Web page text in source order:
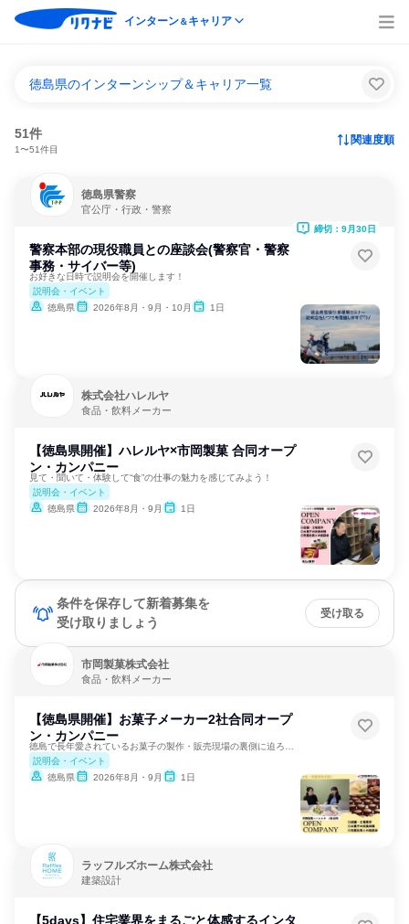
インターン＆キャリア
徳島県のインターンシップ＆キャリア一覧
51件
1〜51件目
関連度順
徳島県警察
官公庁・行政・警察
警察本部の現役職員との座談会(警察官・警察
事務・サイバー等)
お好きな日時で説明会を開催します！
説明会・イベント
徳島県
2026年8月・9月・10月 1日
締切：9月30日
株式会社ハレルヤ
食品・飲料メーカー
【徳島県開催】ハレルヤ×市岡製菓 合同オープ
ン・カンパニー
見て・聞いて・体験して“食”の仕事の魅力を感じてみよう！
説明会・イベント
徳島県
2026年8月・9月 1日
条件を保存して新着募集を
受け取りましょう
受け取る
市岡製菓株式会社
食品・飲料メーカー
【徳島県開催】お菓子メーカー2社合同オープ
ン・カンパニー
説明会・イベント
徳島県
2026年8月・9月 1日
ラッフルズホーム株式会社
建築設計
【5days】住宅業界をまるごと体感するインタ